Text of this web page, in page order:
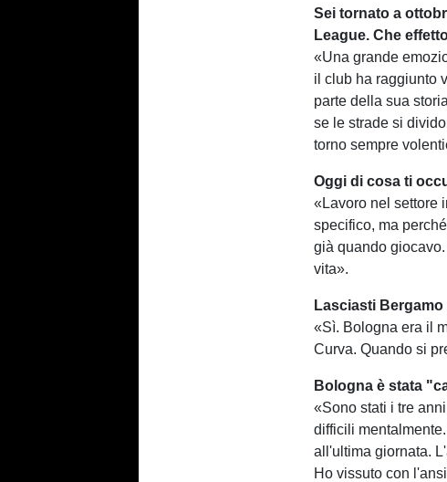
Sei tornato a
League. Che
«Una grande
il club ha raggiunto
parte della sua
se le strade si
torno sempre
Oggi di cosa ti
«Lavoro nel settore
specifico, ma
già quando
vita».
Lasciasti
«Sì. Bologna era il
Curva. Quando si
Bologna è stata
«Sono stati i tre
difficili
all'ultima giornata.
Ho vissuto con